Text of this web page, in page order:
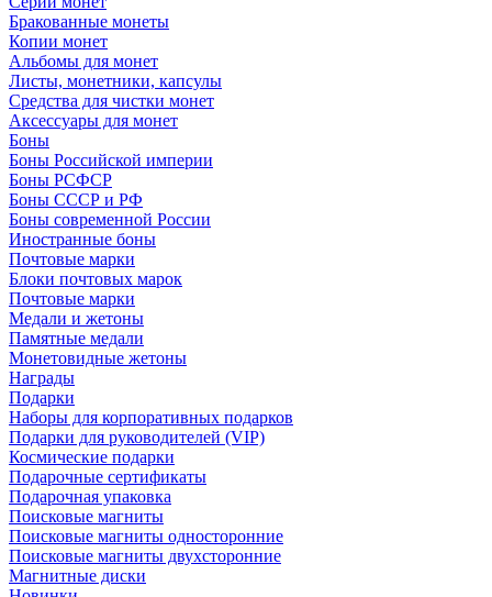
Бракованные монеты
Копии монет
Альбомы для монет
Листы, монетники, капсулы
Средства для чистки монет
Аксессуары для монет
Боны
Боны Российской империи
Боны РСФСР
Боны СССР и РФ
Боны современной России
Иностранные боны
Почтовые марки
Блоки почтовых марок
Почтовые марки
Медали и жетоны
Памятные медали
Монетовидные жетоны
Награды
Подарки
Наборы для корпоративных подарков
Подарки для руководителей (VIP)
Космические подарки
Подарочные сертификаты
Подарочная упаковка
Поисковые магниты
Поисковые магниты односторонние
Поисковые магниты двухсторонние
Магнитные диски